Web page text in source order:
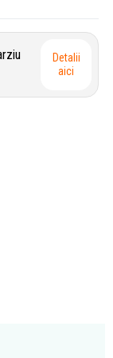
Detalii
aici